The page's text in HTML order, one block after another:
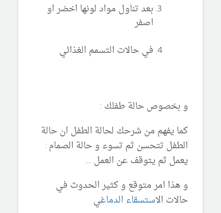
بعد تناول مواد لونها اخضر او
اصفر
في حالات التسمم الغذائي
و بخصوص حالة طفلك :
كما يفهم من شرحك لحالة الطفل ان حالة
الطفل تتحسن ثم تسوء و حالة الصمام :
يعمل ثم يتوقف عن العمل ....
و هذا امر متوقع و كثير الحدوث في
حالات الاستسقاء الدماغي